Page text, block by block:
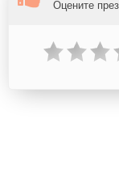
Оцените